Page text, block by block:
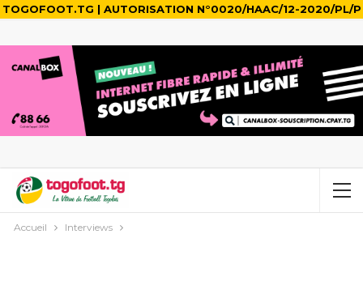
TOGOFOOT.TG | AUTORISATION N°0020/HAAC/12-2020/PL/P
Accueil Interviews